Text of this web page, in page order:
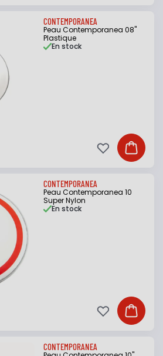
CONTEMPORANEA
Peau Contemporanea 08"
Plastique
En stock
Ajouter
Ajouter à ma
CONTEMPORANEA
Peau Contemporanea 10
Super Nylon
En stock
Ajouter
Ajouter à ma
CONTEMPORANEA